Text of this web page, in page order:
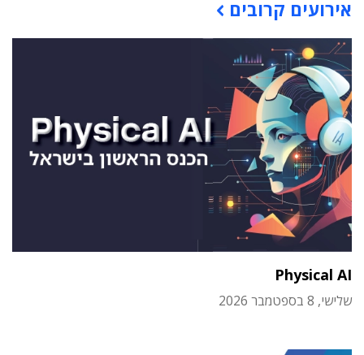
אירועים קרובים
Physical AI
שלישי, 8 בספטמבר 2026